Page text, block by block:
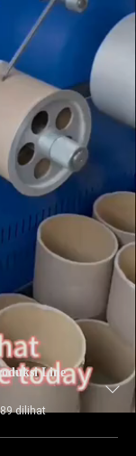
Line
dilihat